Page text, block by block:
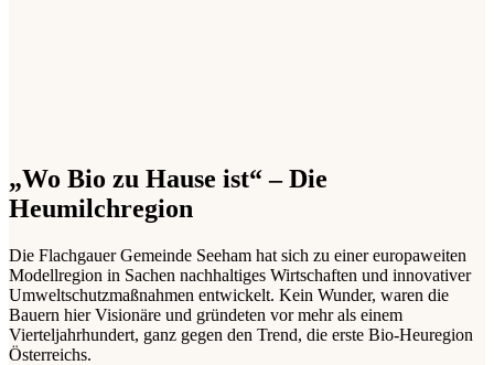
„Wo Bio zu Hause ist“ – Die
Heumilchregion
Die Flachgauer Gemeinde Seeham hat sich zu einer europaweiten
Modellregion in Sachen nachhaltiges Wirtschaften und innovativer
Umweltschutzmaßnahmen entwickelt. Kein Wunder, waren die
Bauern hier Visionäre und gründeten vor mehr als einem
Vierteljahrhundert, ganz gegen den Trend, die erste Bio-Heuregion
Österreichs.